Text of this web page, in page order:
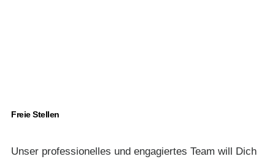
Freie Stellen
Unser professionelles und engagiertes Team will Dich